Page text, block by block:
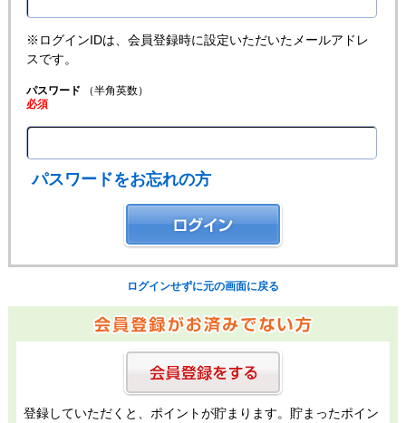
※ログインIDは、会員登録時に設定いただいたメールアドレ
スです。
パスワード （半角英数）
必須
パスワードをお忘れの方
ログインせずに元の画面に戻る
登録していただくと、ポイントが貯まります。貯まったポイン